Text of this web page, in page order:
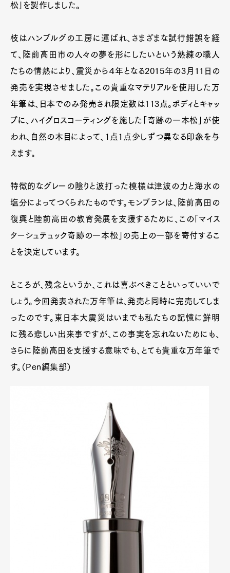
松」を製作しました。
枝はハンブルグの工房に運ばれ、さまざまな試行錯誤を経
て、陸前高田市の人々の夢を形にしたいという熟練の職人
たちの情熱により、震災から４年となる2015年の3月11日の
発売を実現させました。この貴重なマテリアルを使用した万
年筆は、日本でのみ発売され限定数は113点。ボディとキャッ
プに、ハイグロスコーティングを施した「奇跡の一本松」が使
われ、自然の木目によって、１点１点少しずつ異なる印象を与
えます。
特徴的なグレーの陰りと波打った模様は津波の力と海水の
塩分によってつくられたものです。モンブランは、陸前高田の
復興と陸前高田の教育発展を支援するために、この「マイス
ターシュテュック奇跡の一本松」の売上の一部を寄付するこ
とを決定しています。
ところが、残念というか、これは喜ぶべきことといっていいで
しょう。今回発表された万年筆は、発売と同時に完売してしま
ったのです。東日本大震災はいまでも私たちの記憶に鮮明
に残る悲しい出来事ですが、この事実を忘れないためにも、
さらに陸前高田を支援する意味でも、とても貴重な万年筆で
す。（Pen編集部）